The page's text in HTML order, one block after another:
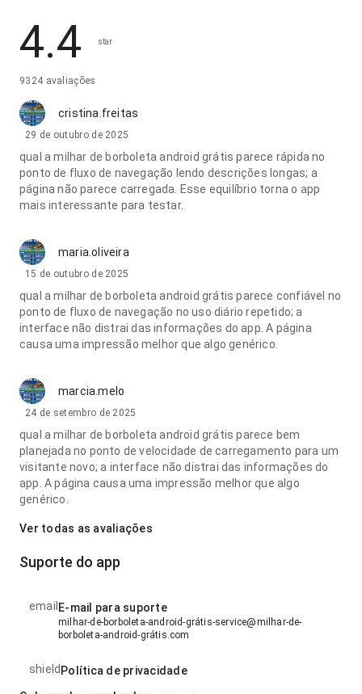
4.4 star
9324 avaliações
cristina.freitas
29 de outubro de 2025
qual a milhar de borboleta android grátis parece rápida no
ponto de fluxo de navegação lendo descrições longas; a
página não parece carregada. Esse equilíbrio torna o app
mais interessante para testar.
maria.oliveira
15 de outubro de 2025
qual a milhar de borboleta android grátis parece confiável no
ponto de fluxo de navegação no uso diário repetido; a
interface não distrai das informações do app. A página
causa uma impressão melhor que algo genérico.
marcia.melo
24 de setembro de 2025
qual a milhar de borboleta android grátis parece bem
planejada no ponto de velocidade de carregamento para um
visitante novo; a interface não distrai das informações do
app. A página causa uma impressão melhor que algo
genérico.
Ver todas as avaliações
Suporte do app
email E-mail para suporte
milhar-de-borboleta-android-grátis-service@milhar-de-
borboleta-android-grátis.com
shield Política de privacidade